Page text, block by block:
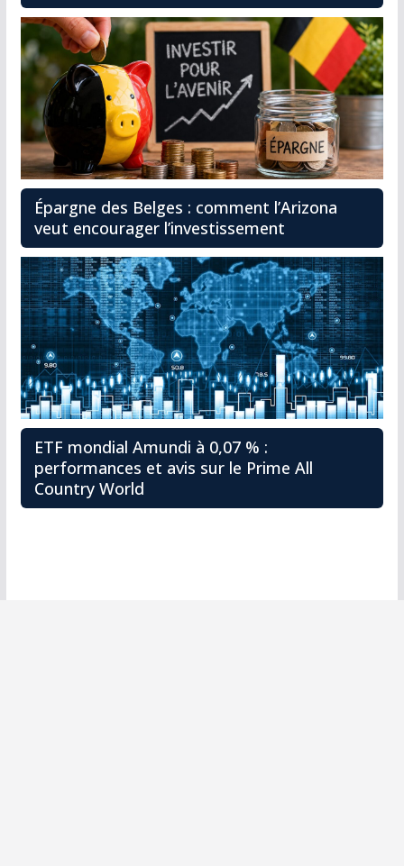
Épargne des Belges : comment l’Arizona
veut encourager l’investissement
ETF mondial Amundi à 0,07 % :
performances et avis sur le Prime All
Country World